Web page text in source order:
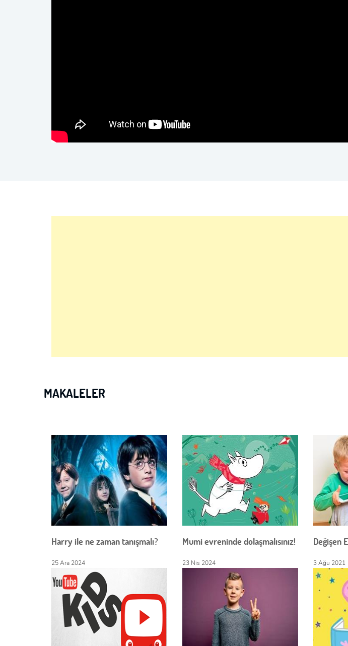
MAKALELER
Harry ile ne zaman tanışmalı?
25 Ara 2024
Mumi evreninde dolaşmalısınız!
23 Nis 2024
Değişen
3 Ağu 2021